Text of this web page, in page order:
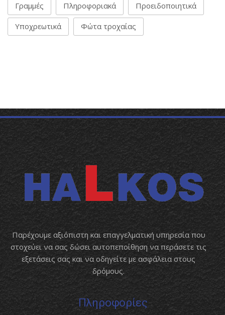
Γραμμές Πληροφοριακά Προειδοποιητικά
Υποχρεωτικά Φώτα τροχαίας
Παρέχουμε αξιόπιστη και επαγγελματική υπηρεσία που
στοχεύει να σας δώσει αυτοπεποίθηση να περάσετε τις
εξετάσεις σας και να οδηγείτε με ασφάλεια στους
δρόμους.
Πληροφορίες